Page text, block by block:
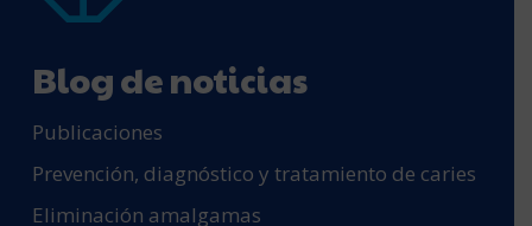
Blog de noticias
Publicaciones
Prevención, diagnóstico y tratamiento de caries
Eliminación amalgamas